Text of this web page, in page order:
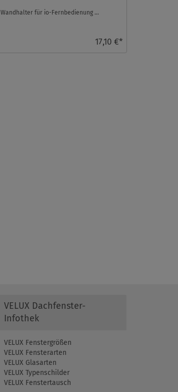
Wandhalter für io-Fernbedienung ...
17,10 €*
VELUX Dachfenster-
Infothek
VELUX Fenstergrößen
VELUX Fensterarten
VELUX Glasarten
VELUX Typenschilder
VELUX Fenstertausch